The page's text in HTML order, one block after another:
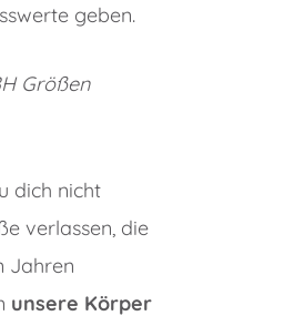
geben.
Größen
dich nicht
verlassen, die
Jahren
unsere Körper